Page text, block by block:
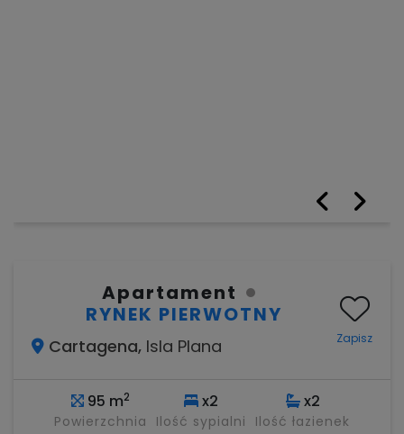
Apartament
RYNEK PIERWOTNY
Cartagena, Isla Plana Zapisz
95 m2
Powierzchnia
x2
Ilość sypialni
x2
Ilość łazienek